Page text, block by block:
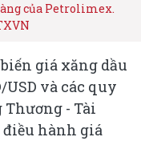
của Petrolimex.
giá xăng dầu
và các quy
- Tài
hành giá